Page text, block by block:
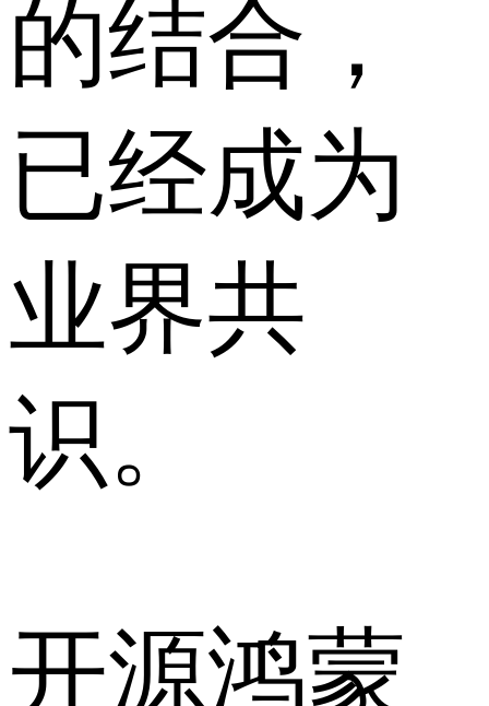
的结合，
已经成为
业界共
识。
开源鸿蒙